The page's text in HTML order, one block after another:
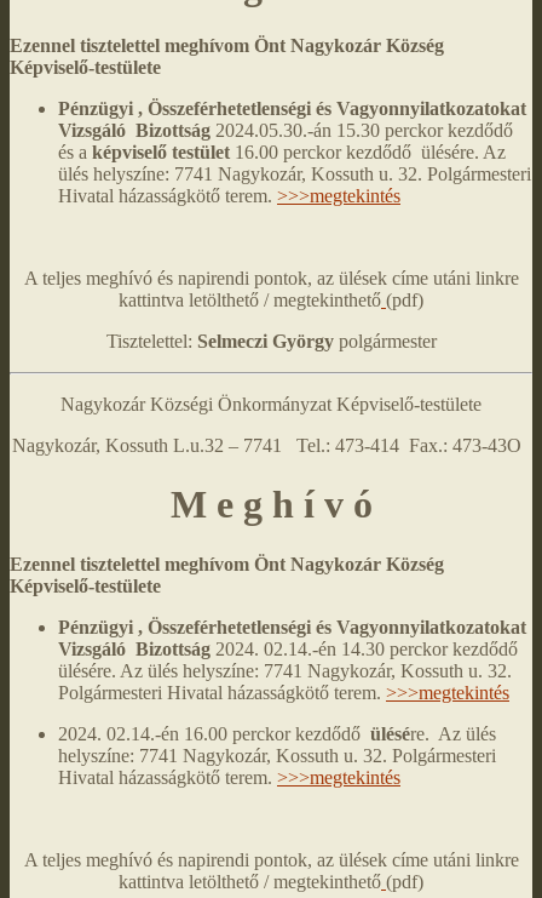
Ezennel tisztelettel meghívom Önt Nagykozár Község
Képviselő-testülete
Pénzügyi , Összeférhetetlenségi és Vagyonnyilatkozatokat
Vizsgáló Bizottság 2024.05.30.-án 15.30 perckor kezdődő
és a képviselő testület 16.00 perckor kezdődő ülésére. Az
ülés helyszíne: 7741 Nagykozár, Kossuth u. 32. Polgármesteri
Hivatal házasságkötő terem. >>>megtekintés
A teljes meghívó és napirendi pontok, az ülések címe utáni linkre
kattintva letölthető / megtekinthető (pdf)
Tisztelettel: Selmeczi Györgypolgármester
Nagykozár Községi Önkormányzat Képviselő-testülete
Nagykozár, Kossuth L.u.32 – 7741 Tel.: 473-414 Fax.: 473-43O
M e g h í v ó
Ezennel tisztelettel meghívom Önt Nagykozár Község
Képviselő-testülete
Pénzügyi , Összeférhetetlenségi és Vagyonnyilatkozatokat
Vizsgáló Bizottság 2024. 02.14.-én 14.30 perckor kezdődő
ülésére. Az ülés helyszíne: 7741 Nagykozár, Kossuth u. 32.
Polgármesteri Hivatal házasságkötő terem. >>>megtekintés
2024. 02.14.-én 16.00 perckor kezdődő ülésére. Az ülés
helyszíne: 7741 Nagykozár, Kossuth u. 32. Polgármesteri
Hivatal házasságkötő terem. >>>megtekintés
A teljes meghívó és napirendi pontok, az ülések címe utáni linkre
kattintva letölthető / megtekinthető (pdf)